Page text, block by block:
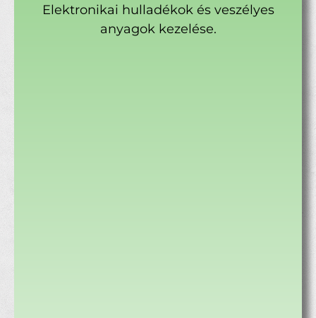
Elektronikai hulladékok és veszélyes
anyagok kezelése.